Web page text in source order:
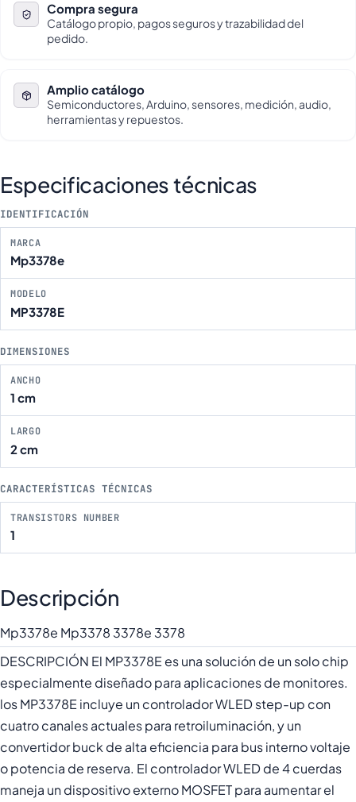
Compra segura
Catálogo propio, pagos seguros y trazabilidad del
pedido.
Amplio catálogo
Semiconductores, Arduino, sensores, medición, audio,
herramientas y repuestos.
Especificaciones técnicas
IDENTIFICACIÓN
MARCA
Mp3378e
MODELO
MP3378E
DIMENSIONES
ANCHO
1 cm
LARGO
2 cm
CARACTERÍSTICAS TÉCNICAS
TRANSISTORS NUMBER
1
Descripción
Mp3378e Mp3378 3378e 3378
DESCRIPCIÓN El MP3378E es una solución de un solo chip
especialmente diseñado para aplicaciones de monitores.
los MP3378E incluye un controlador WLED step-up con
cuatro canales actuales para retroiluminación, y un
convertidor buck de alta eficiencia para bus interno voltaje
o potencia de reserva. El controlador WLED de 4 cuerdas
maneja un dispositivo externo MOSFET para aumentar el